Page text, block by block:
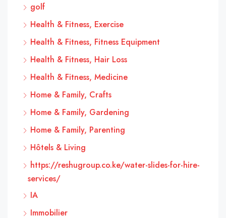
golf
Health & Fitness, Exercise
Health & Fitness, Fitness Equipment
Health & Fitness, Hair Loss
Health & Fitness, Medicine
Home & Family, Crafts
Home & Family, Gardening
Home & Family, Parenting
Hôtels & Living
https://reshugroup.co.ke/water-slides-for-hire-
services/
IA
Immobilier